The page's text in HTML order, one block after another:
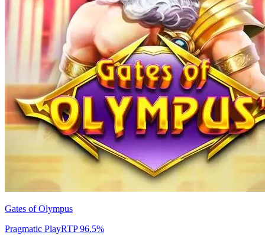
Gates of Olympus
Pragmatic PlayRTP96.5%